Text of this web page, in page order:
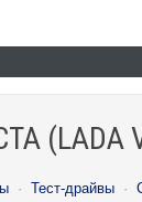
(LADA
· Тест-драйвы ·